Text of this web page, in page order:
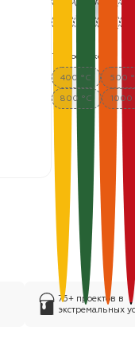
Термостойкость:
400 °C 500
800 °C 1000
75+ проектов в
экстремальных